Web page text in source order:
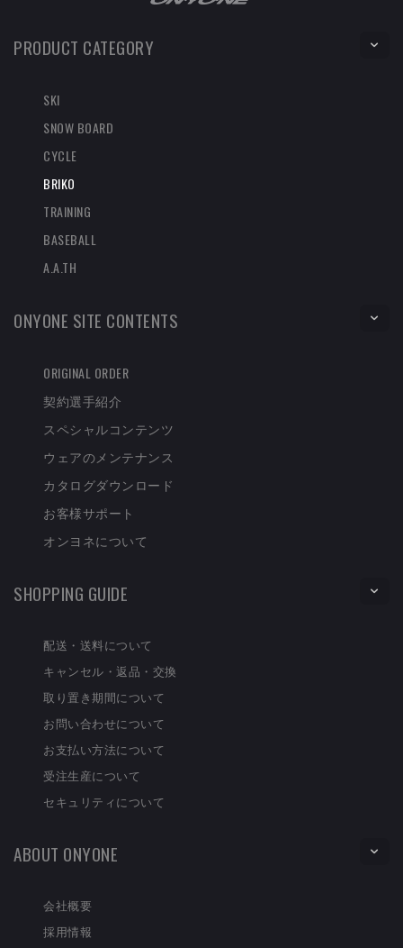
PRODUCT CATEGORY
SKI
SNOW BOARD
CYCLE
BRIKO
TRAINING
BASEBALL
A.A.TH
ONYONE SITE CONTENTS
ORIGINAL ORDER
契約選手紹介
スペシャルコンテンツ
ウェアのメンテナンス
カタログダウンロード
お客様サポート
オンヨネについて
SHOPPING GUIDE
配送・送料について
キャンセル・返品・交換
取り置き期間について
お問い合わせについて
お支払い方法について
受注生産について
セキュリティについて
ABOUT ONYONE
会社概要
採用情報